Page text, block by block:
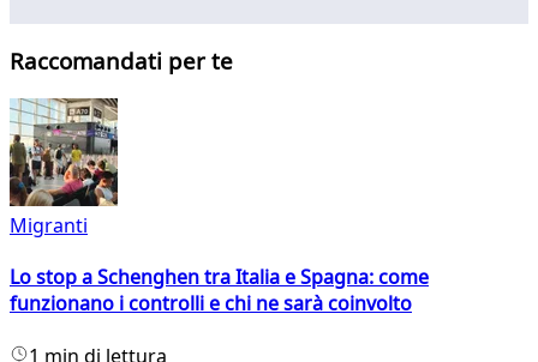
Raccomandati per te
Migranti
Lo stop a Schenghen tra Italia e Spagna: come
funzionano i controlli e chi ne sarà coinvolto
1 min di lettura